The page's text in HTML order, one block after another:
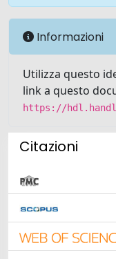
Informazioni
Utilizza questo
link a questo
https://
Citazioni